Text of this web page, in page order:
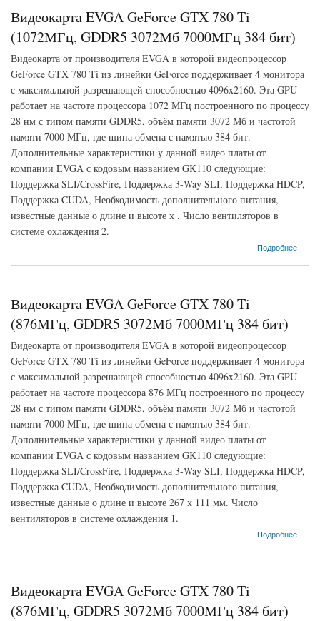
Видеокарта EVGA GeForce GTX 780 Ti
(1072МГц, GDDR5 3072Мб 7000МГц 384 бит)
Видеокарта от производителя EVGA в которой видеопроцессор
GeForce GTX 780 Ti из линейки GeForce поддерживает 4 монитора
с максимальной разрешающей способностью 4096x2160. Эта GPU
работает на частоте процессора 1072 МГц построенного по процессу
28 нм с типом памяти GDDR5, объём памяти 3072 Мб и частотой
памяти 7000 МГц, где шина обмена с памятью 384 бит.
Дополнительные характеристики у данной видео платы от
компании EVGA с кодовым названием GK110 следующие:
Поддержка SLI/CrossFire, Поддержка 3-Way SLI, Поддержка HDCP,
Поддержка CUDA, Необходимость дополнительного питания,
известные данные о длине и высоте х . Число вентиляторов в
системе охлаждения 2.
Подробнее
о Видеокарта EVGA GeForce GTX 780 Ti (1072МГц, GDDR5 3072Мб 7000МГц 384 бит)
Видеокарта EVGA GeForce GTX 780 Ti
(876МГц, GDDR5 3072Мб 7000МГц 384 бит)
Видеокарта от производителя EVGA в которой видеопроцессор
GeForce GTX 780 Ti из линейки GeForce поддерживает 4 монитора
с максимальной разрешающей способностью 4096x2160. Эта GPU
работает на частоте процессора 876 МГц построенного по процессу
28 нм с типом памяти GDDR5, объём памяти 3072 Мб и частотой
памяти 7000 МГц, где шина обмена с памятью 384 бит.
Дополнительные характеристики у данной видео платы от
компании EVGA с кодовым названием GK110 следующие:
Поддержка SLI/CrossFire, Поддержка 3-Way SLI, Поддержка HDCP,
Поддержка CUDA, Необходимость дополнительного питания,
известные данные о длине и высоте 267 х 111 мм. Число
вентиляторов в системе охлаждения 1.
Подробнее
о Видеокарта EVGA GeForce GTX 780 Ti (876МГц, GDDR5 3072Мб 7000МГц 384 бит)
Видеокарта EVGA GeForce GTX 780 Ti
(876МГц, GDDR5 3072Мб 7000МГц 384 бит)